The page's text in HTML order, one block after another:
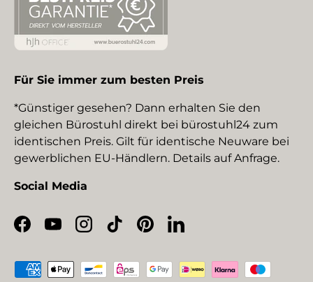
Für Sie immer zum besten Preis
*Günstiger gesehen? Dann erhalten Sie den
gleichen Bürostuhl direkt bei bürostuhl24 zum
identischen Preis. Gilt für identische Neuware bei
gewerblichen EU-Händlern. Details auf Anfrage.
Social Media
Facebook
YouTubeInstagram
TikTokPinterestLinkedIn
Zahlungsmethoden